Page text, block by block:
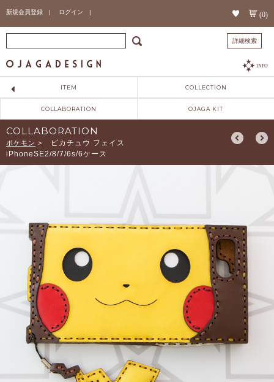
新規会員登録 | ログイン | (0)
詳細検索
INFO
ITEM COLLECTION
COLLABORATION OJAGA KIT
COLLABORATION
ポケモン >
ピカチュウ フェイス
iPhoneSE2/8/7/6s/6ケース